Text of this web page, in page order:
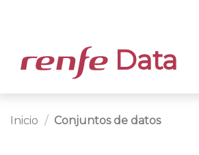
Data
Inicio Conjuntos de datos